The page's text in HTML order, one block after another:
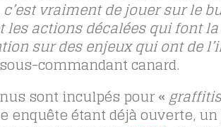
c’est vraiment de jouer sur le
actions décalées qui font la
sur des enjeux qui ont de
commandant canard.
sont inculpés pour «
enquête étant déjà ouverte,